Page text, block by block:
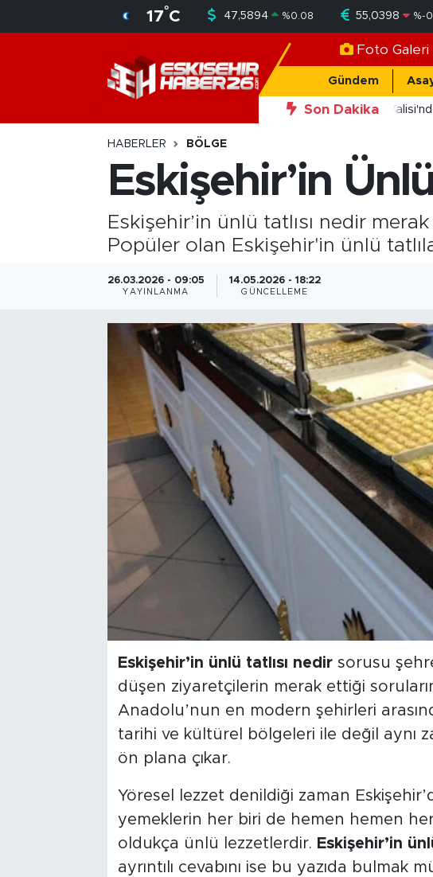
17°C 47,5894 %0.08 55,0398 %-
Foto Galeri
Gündem
Son Dakika
20:50Eskişehir
HABERLER BÖLGE
Eskişehir’in
Eskişehir’in ünlü tatlısı nedir
Popüler olan Eskişehir'in ünlü
26.03.2026 - 09:05
YAYINLANMA
14.05.2026 - 18:22
GÜNCELLEME
Eskişehir’in ünlü tatlısı nedir sorusu
düşen ziyaretçilerin merak ettiği
Anadolu’nun en modern şehirleri
tarihi ve kültürel bölgeleri ile değil aynı
ön plana çıkar.
Yöresel lezzet denildiği zaman
yemeklerin her biri de hemen hemen
oldukça ünlü lezzetlerdir. Eskişehir’in
ayrıntılı cevabını ise bu yazıda bulmak
Nöbetçi Eczaneler
Hava Durumu
Trafik Durumu
Süper Lig Puan Durumu ve Fikstür
Tüm Manşetler